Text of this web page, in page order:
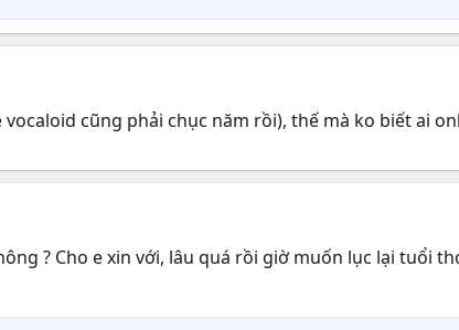
cũng phải chục năm rồi), thế mà ko biết ai
? Cho e xin với, lâu quá rồi giờ muốn lục lại tuổi